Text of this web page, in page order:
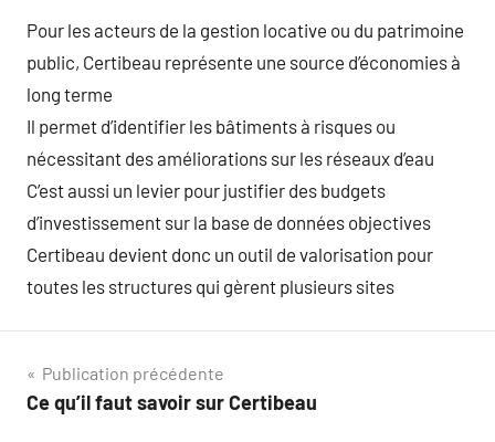
Pour les acteurs de la gestion locative ou du patrimoine
public, Certibeau représente une source d’économies à
long terme
Il permet d’identifier les bâtiments à risques ou
nécessitant des améliorations sur les réseaux d’eau
C’est aussi un levier pour justifier des budgets
d’investissement sur la base de données objectives
Certibeau devient donc un outil de valorisation pour
toutes les structures qui gèrent plusieurs sites
Navigation
de
Publication précédente
Ce qu’il faut savoir sur Certibeau